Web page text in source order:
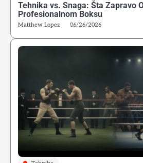
Tehnika vs. Snaga: Šta Zapravo
Profesionalnom Boksu
Matthew Lopez 06/26/2026